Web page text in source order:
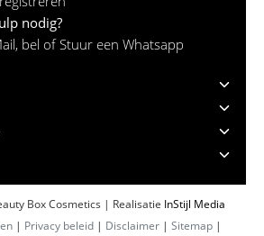
nodig?
bel of Stuur een Whatsapp
Box Cosmetics | Realisatie InStijl Media
| Privacy beleid | Disclaimer | Sitemap |